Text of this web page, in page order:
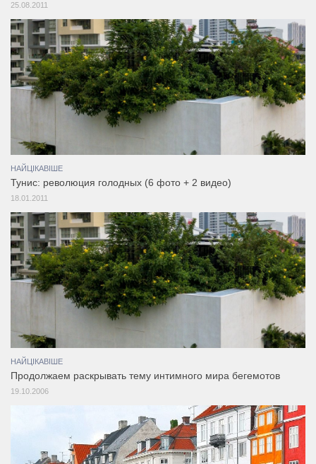
25.08.2011
НАЙЦІКАВІШЕ
Тунис: революция голодных (6 фото + 2 видео)
18.01.2011
НАЙЦІКАВІШЕ
Продолжаем раскрывать тему интимного мира бегемотов
19.10.2006